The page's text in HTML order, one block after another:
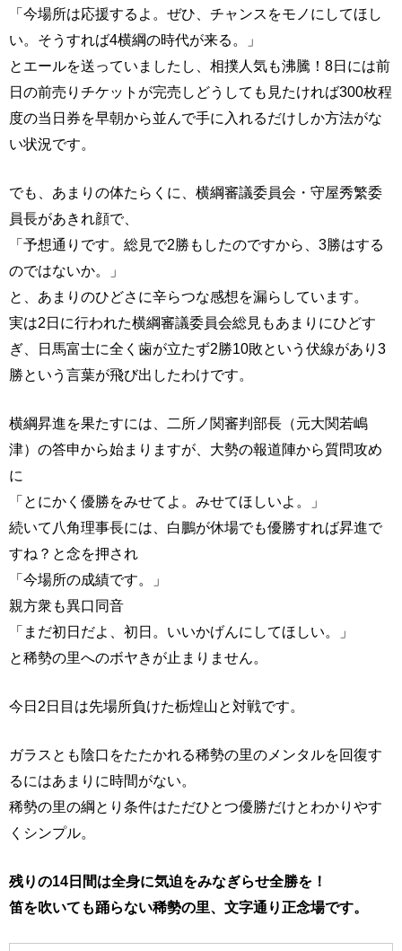
「今場所は応援するよ。ぜひ、チャンスをモノにしてほし
い。そうすれば4横綱の時代が来る。」
とエールを送っていましたし、相撲人気も沸騰！8日には前
日の前売りチケットが完売しどうしても見たければ300枚程
度の当日券を早朝から並んで手に入れるだけしか方法がな
い状況です。
でも、あまりの体たらくに、横綱審議委員会・守屋秀繁委
員長があきれ顔で、
「予想通りです。総見で2勝もしたのですから、3勝はする
のではないか。」
と、あまりのひどさに辛らつな感想を漏らしています。
実は2日に行われた横綱審議委員会総見もあまりにひどす
ぎ、日馬富士に全く歯が立たず2勝10敗という伏線があり3
勝という言葉が飛び出したわけです。
横綱昇進を果たすには、二所ノ関審判部長（元大関若嶋
津）の答申から始まりますが、大勢の報道陣から質問攻め
に
「とにかく優勝をみせてよ。みせてほしいよ。」
続いて八角理事長には、白鵬が休場でも優勝すれば昇進で
すね？と念を押され
「今場所の成績です。」
親方衆も異口同音
「まだ初日だよ、初日。いいかげんにしてほしい。」
と稀勢の里へのボヤきが止まりません。
今日2日目は先場所負けた栃煌山と対戦です。
ガラスとも陰口をたたかれる稀勢の里のメンタルを回復す
るにはあまりに時間がない。
稀勢の里の綱とり条件はただひとつ優勝だけとわかりやす
くシンプル。
残りの14日間は全身に気迫をみなぎらせ全勝を！
笛を吹いても踊らない稀勢の里、文字通り正念場です。